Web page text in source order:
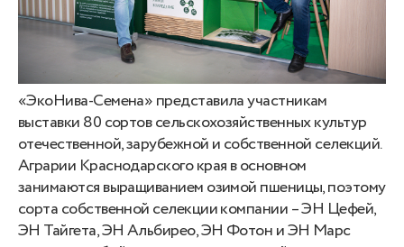
«ЭкоНива-Семена» представила участникам
выставки 80 сортов сельскохозяйственных культур
отечественной, зарубежной и собственной селекций.
Аграрии Краснодарского края в основном
занимаются выращиванием озимой пшеницы, поэтому
сорта собственной селекции компании – ЭН Цефей,
ЭН Тайгета, ЭН Альбирео, ЭН Фотон и ЭН Марс